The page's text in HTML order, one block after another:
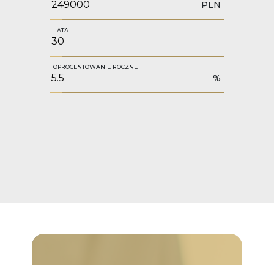
PLN
LATA
OPROCENTOWANIE ROCZNE
%